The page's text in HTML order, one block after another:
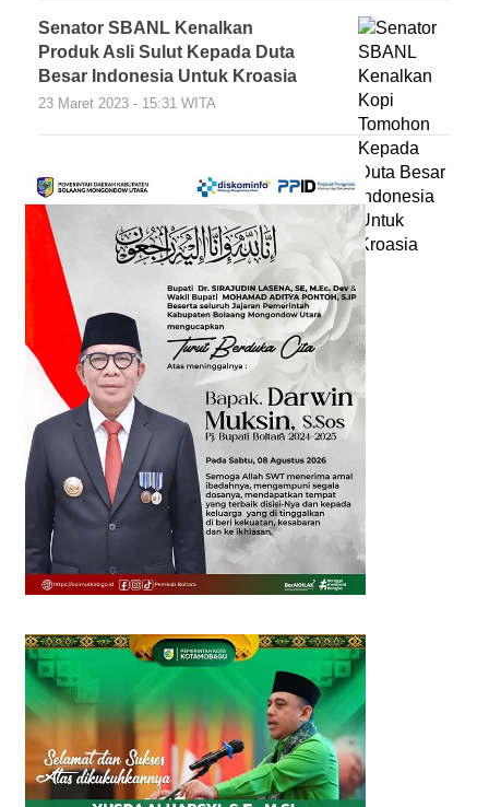
Senator SBANL Kenalkan
Produk Asli Sulut Kepada Duta
Besar Indonesia Untuk Kroasia
23 Maret 2023 - 15:31 WITA